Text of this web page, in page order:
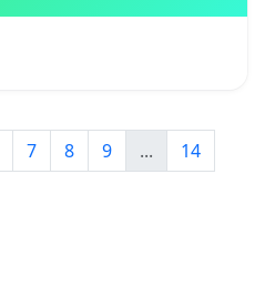
7 8 9 ...
14